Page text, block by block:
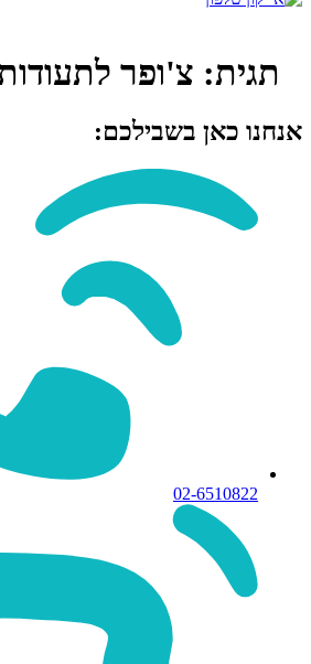
תגית:צ'ופר לתעודות
כאן בשבילכם:
02-6510822